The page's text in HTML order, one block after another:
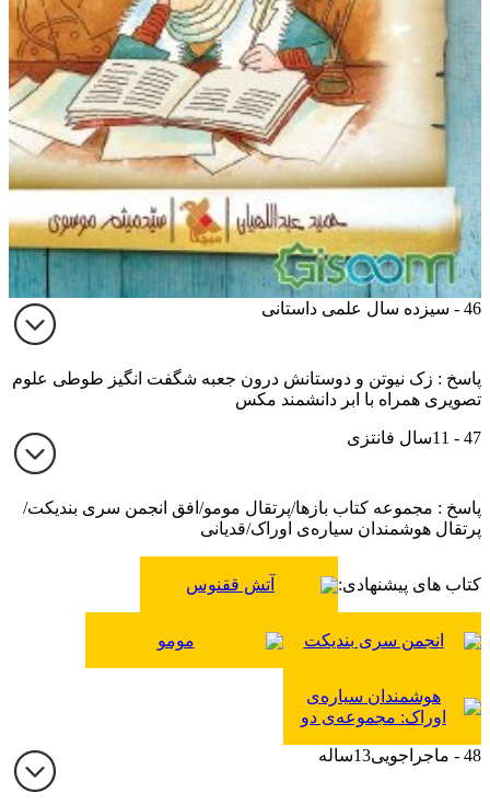
46 - سیزده سال علمی داستانی
پاسخ : زک نیوتن و دوستانش درون جعبه شگفت انگیز طوطی علوم
تصویری همراه با ابر دانشمند مکس
47 - 11سال فانتزی
پاسخ : مجموعه کتاب بازها/پرتقال مومو/افق انجمن سری بندیکت/
پرتقال هوشمندان سیاره‌ی اوراک/قدیانی
کتاب های پیشنهادی: آتش ققنوس
انجمن سری بندیکت مومو
هوشمندان سیاره‌ی
اوراک: مجموعه‌ی دو
48 - ماجراجویی13ساله